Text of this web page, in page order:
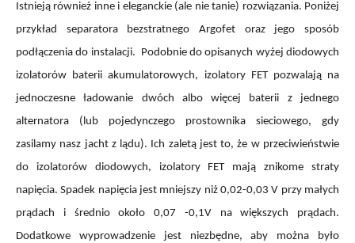
Istnieją również inne i eleganckie (ale nie tanie) rozwiązania. Poniżej
przykład separatora bezstratnego Argofet oraz jego sposób
podłączenia do instalacji. Podobnie do opisanych wyżej diodowych
izolatorów baterii akumulatorowych, izolatory FET pozwalają na
jednoczesne ładowanie dwóch albo więcej baterii z jednego
alternatora (lub pojedynczego prostownika sieciowego, gdy
zasilamy nasz jacht z lądu). Ich zaletą jest to, że w przeciwieństwie
do izolatorów diodowych, izolatory FET mają znikome straty
napięcia. Spadek napięcia jest mniejszy niż 0,02-0,03 V przy małych
prądach i średnio około 0,07 -0,1V na większych prądach.
Dodatkowe wyprowadzenie jest niezbędne, aby można było